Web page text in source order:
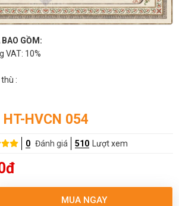
GỒM:
VAT: 10%
:
HT-HVCN 054
0 Đánh giá 510 Lượt xem
MUA NGAY